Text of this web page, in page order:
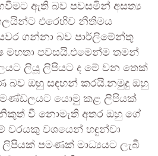
ඇති බව පවසමින් අසත්‍ය
එරෙහිව නීතිමය
ගන්නා බව පාර්ලිමේන්තු
මහතා පවසයි.එමෙන්ම තමන්
ලියූ ලිපියට ද මේ වන තෙක්
බව ඔහු සඳහන් කරයි.නමුදු ඔහු
මණ්ඩලයට යොමු කළ ලිපියක්
වී නොමැති අතර ඔහු ගේ
වශයෙන් හඳුන්වා
පමණක් මාධ්‍යයට ලැබී